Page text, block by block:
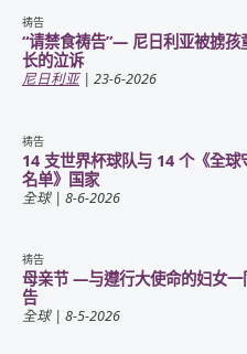
祷告
“请禁食祷告”— 尼日利亚被掳孩
长的泣诉
尼日利亚| 23-6-2026
祷告
14 支世界杯球队与 14 个《全球
名单》国家
全球| 8-6-2026
祷告
母亲节 —与遵行大使命的妇女一
告
全球| 8-5-2026